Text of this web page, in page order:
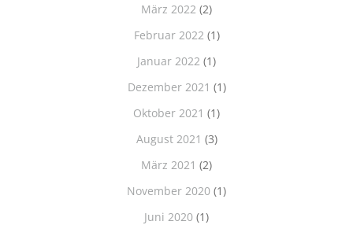
März 2022 (2)
Februar 2022 (1)
Januar 2022 (1)
Dezember 2021 (1)
Oktober 2021 (1)
August 2021 (3)
März 2021 (2)
November 2020 (1)
Juni 2020 (1)